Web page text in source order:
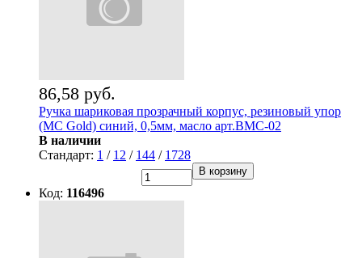
86,58 руб.
Ручка шариковая прозрачный корпус, резиновый упор
(MC Gold) синий, 0,5мм, масло арт.BMC-02
В наличии
Стандарт: 1 / 12 / 144 / 1728
В корзину
Код: 116496